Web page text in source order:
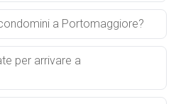
a Portomaggiore?
per arrivare a